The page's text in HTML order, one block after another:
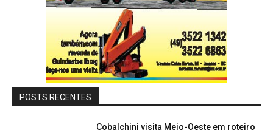
POSTS RECENTES
Cobalchini visita Meio-Oeste em roteiro